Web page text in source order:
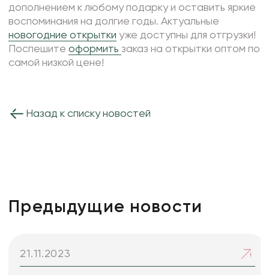
дополнением к любому подарку и оставить яркие
воспоминания на долгие годы. Актуальные
новогодние открытки уже доступны для отгрузки!
Поспешитеоформить заказ на открытки оптом по
самой низкой цене!
Назад к списку новостей
Предыдущие новости
21.11.2023